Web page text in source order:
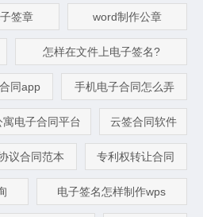
签章 word制作公章
怎样在文件上电子签名?
同app 手机电子合同怎么弄
寓电子合同平台 云签合同软件
议合同范本 专利权转让合同
电子签名怎样制作wps